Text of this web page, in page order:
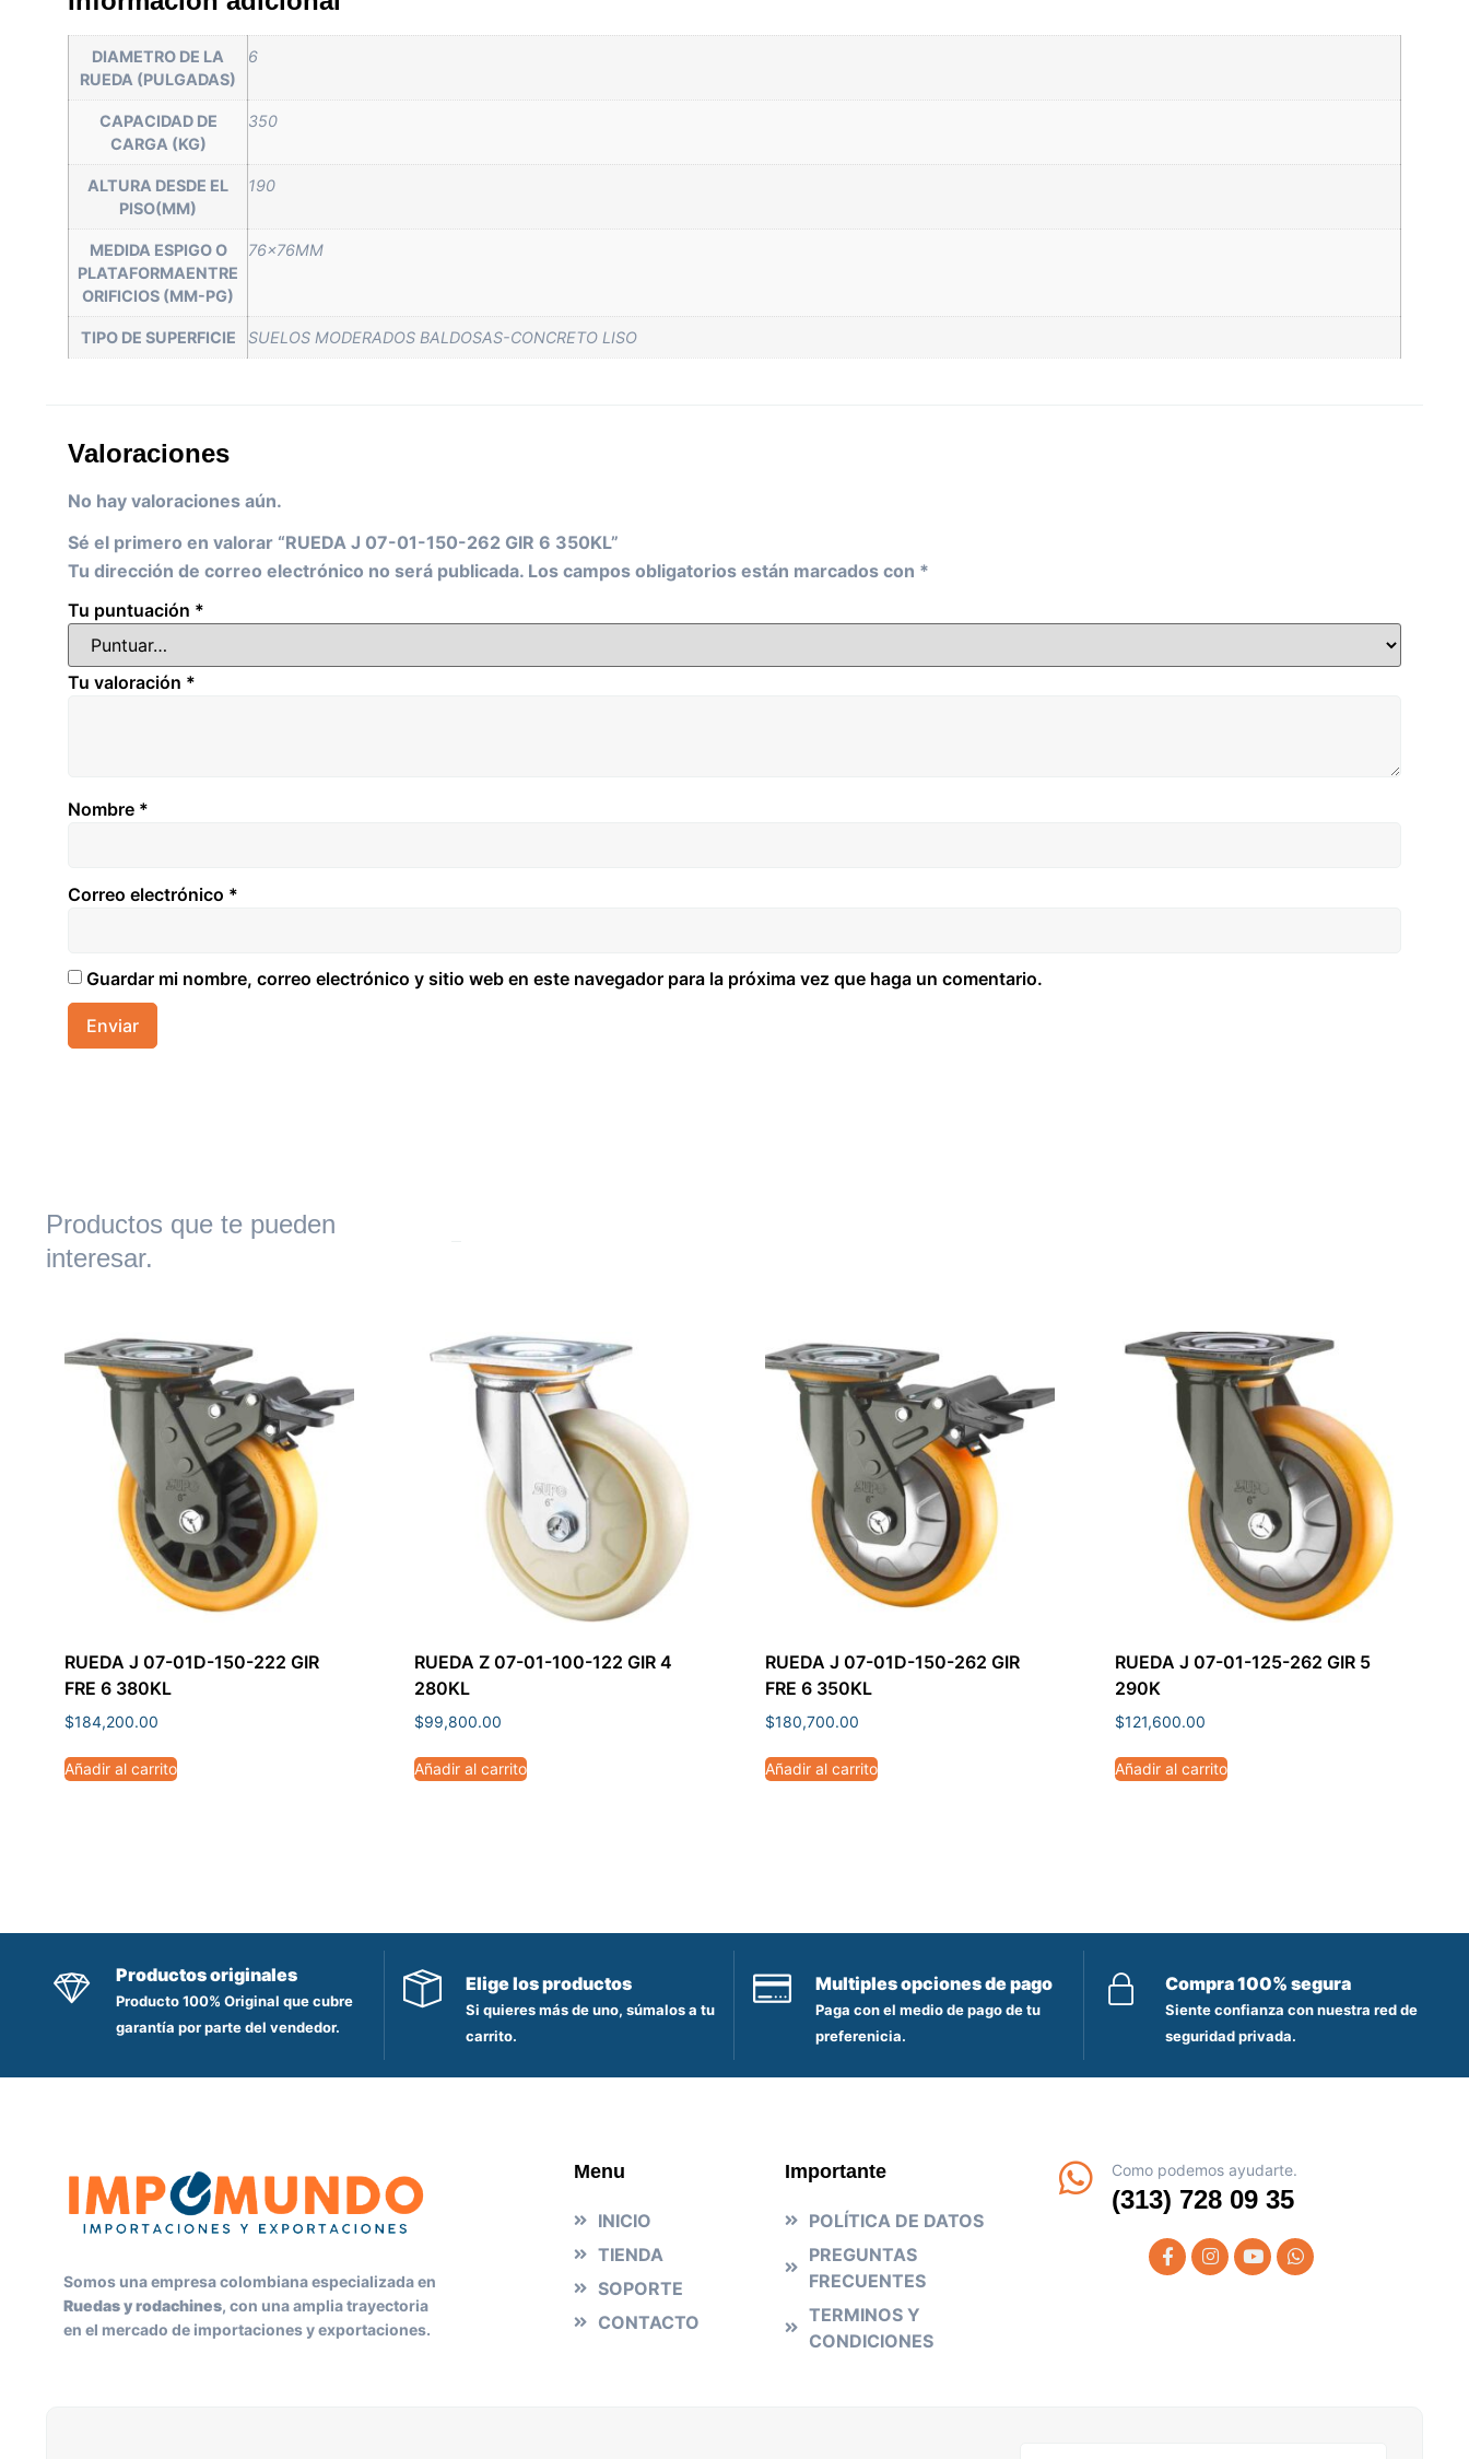
DIAMETRO DE LA
RUEDA (PULGADAS)
6
CAPACIDAD DE
CARGA (KG)
350
ALTURA DESDE EL
PISO(MM)
190
MEDIDA ESPIGO O
PLATAFORMAENTRE
ORIFICIOS (MM-PG)
76x76MM
TIPO DE SUPERFICIE SUELOS MODERADOS BALDOSAS-CONCRETO LISO
Valoraciones
No hay valoraciones aún.
Sé el primero en valorar “RUEDA J 07-01-150-262 GIR 6 350KL”
Tu dirección de correo electrónico no será publicada. Los campos obligatorios están marcados con *
Tu puntuación *
Tu valoración *
Nombre *
Correo electrónico *
Guardar mi nombre, correo electrónico y sitio web en este navegador para la próxima vez que haga un comentario.
Productos que te pueden
interesar.
RUEDA J 07-01D-150-222 GIR
FRE 6 380KL
$184,200.00
Añadir al carrito
RUEDA Z 07-01-100-122 GIR 4
280KL
$99,800.00
Añadir al carrito
RUEDA J 07-01D-150-262 GIR
FRE 6 350KL
$180,700.00
Añadir al carrito
RUEDA J 07-01-125-262 GIR 5
290K
$121,600.00
Añadir al carrito
Productos originales
Producto 100% Original que cubre
garantía por parte del vendedor.
Elige los productos
Si quieres más de uno, súmalos a tu
carrito.
Multiples opciones de pago
Paga con el medio de pago de tu
preferenicia.
Compra 100% segura
Siente confianza con nuestra red de
seguridad privada.
Somos una empresa colombiana especializada en
Ruedas y rodachines, con una amplia trayectoria
en el mercado de importaciones y exportaciones.
Menu
INICIO
TIENDA
SOPORTE
CONTACTO
Importante
POLÍTICA DE DATOS
PREGUNTAS
FRECUENTES
TERMINOS Y
CONDICIONES
Como podemos ayudarte.
(313) 728 09 35